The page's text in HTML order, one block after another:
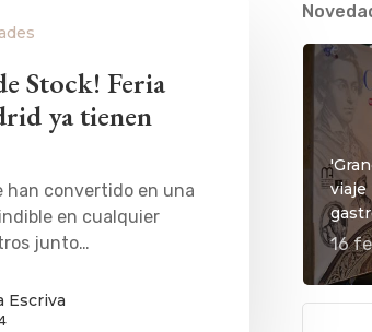
Stock! Feria
ya tienen
han convertido en una
en cualquier
junto…
Escriva
viaje
16